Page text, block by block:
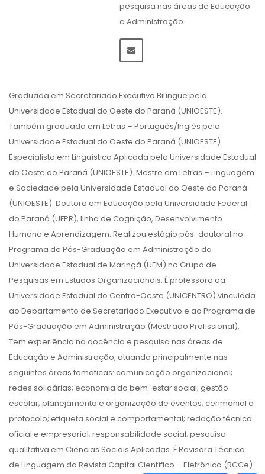
pesquisa nas áreas de Educação
e Administração
Graduada em Secretariado Executivo Bilíngue pela
Universidade Estadual do Oeste do Paraná (UNIOESTE).
Também graduada em Letras – Português/Inglês pela
Universidade Estadual do Oeste do Paraná (UNIOESTE).
Especialista em Linguística Aplicada pela Universidade Estadual
do Oeste do Paraná (UNIOESTE). Mestre em Letras – Linguagem
e Sociedade pela Universidade Estadual do Oeste do Paraná
(UNIOESTE). Doutora em Educação pela Universidade Federal
do Paraná (UFPR), linha de Cognição, Desenvolvimento
Humano e Aprendizagem. Realizou estágio pós-doutoral no
Programa de Pós-Graduação em Administração da
Universidade Estadual de Maringá (UEM) no Grupo de
Pesquisas em Estudos Organizacionais. É professora da
Universidade Estadual do Centro-Oeste (UNICENTRO) vinculada
ao Departamento de Secretariado Executivo e ao Programa de
Pós-Graduação em Administração (Mestrado Profissional).
Tem experiência na docência e pesquisa nas áreas de
Educação e Administração, atuando principalmente nas
seguintes áreas temáticas: comunicação organizacional;
redes solidárias; economia do bem-estar social; gestão
escolar; planejamento e organização de eventos; cerimonial e
protocolo; etiqueta social e comportamental; redação técnica
oficial e empresarial; responsabilidade social; pesquisa
qualitativa em Ciências Sociais Aplicadas. É Revisora Técnica
de Linguagem da Revista Capital Científico – Eletrônica (RCCe).